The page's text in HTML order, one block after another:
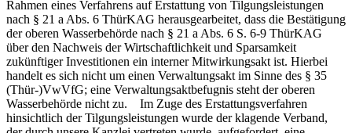
Rahmen eines Verfahrens auf Erstattung von Tilgungsleistungen
nach § 21 a Abs. 6 ThürKAG herausgearbeitet, dass die Bestätigung
der oberen Wasserbehörde nach § 21 a Abs. 6 S. 6-9 ThürKAG
über den Nachweis der Wirtschaftlichkeit und Sparsamkeit
zukünftiger Investitionen ein interner Mitwirkungsakt ist. Hierbei
handelt es sich nicht um einen Verwaltungsakt im Sinne des § 35
(Thür-)VwVfG; eine Verwaltungsaktbefugnis steht der oberen
Wasserbehörde nicht zu. Im Zuge des Erstattungsverfahren
hinsichtlich der Tilgungsleistungen wurde der klagende Verband,